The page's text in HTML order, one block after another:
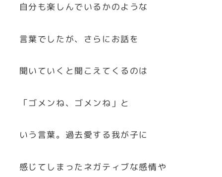
自分も楽しんでいるかのような
言葉でしたが、さらにお話を
聞いていくと聞こえてくるのは
「ゴメンね、ゴメンね」と
いう言葉。過去愛する我が子に
感じてしまったネガティブな感情や